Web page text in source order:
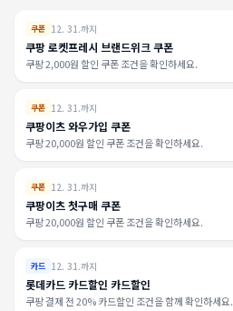
쿠폰 12. 31.까지
쿠팡 로켓프레시 브랜드위크 쿠폰
쿠팡 2,000원 할인 쿠폰 조건을 확인하세요.
쿠폰 12. 31.까지
쿠팡이츠 와우가입 쿠폰
쿠팡 20,000원 할인 쿠폰 조건을 확인하세요.
쿠폰 12. 31.까지
쿠팡이츠 첫구매 쿠폰
쿠팡 20,000원 할인 쿠폰 조건을 확인하세요.
카드 12. 31.까지
롯데카드 카드할인 카드할인
쿠팡 결제 전 20% 카드할인 조건을 함께 확인하세요.